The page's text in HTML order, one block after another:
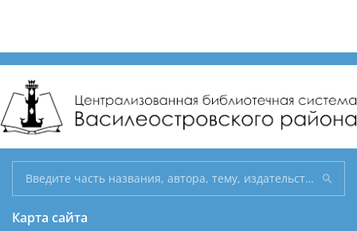
Карта сайта